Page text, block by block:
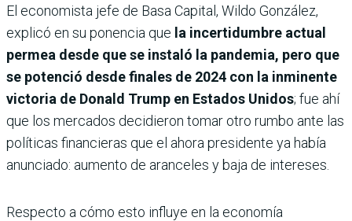
El economista jefe de Basa Capital, Wildo González,
explicó en su ponencia que la incertidumbre actual
permea desde que se instaló la pandemia, pero que
se potenció desde finales de 2024 con la inminente
victoria de Donald Trump en Estados Unidos; fue ahí
que los mercados decidieron tomar otro rumbo ante las
políticas financieras que el ahora presidente ya había
anunciado: aumento de aranceles y baja de intereses.
Respecto a cómo esto influye en la economía